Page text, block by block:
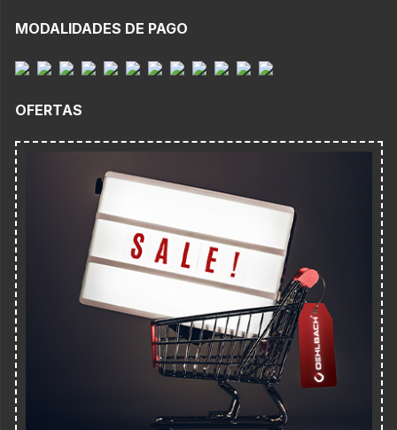
MODALIDADES DE PAGO
OFERTAS